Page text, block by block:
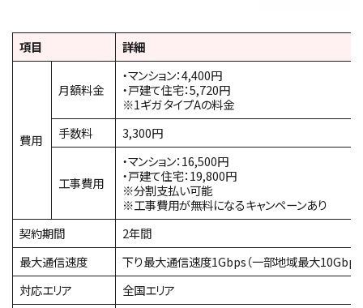
項目 詳細
費用
月額料金
・マンション：4,400円
・戸建て住宅：5,720円
※1ギガ タイプAの料金
手数料
3,300円
工事費用
・マンション：16,500円
・戸建て住宅：19,800円
※分割支払い可能
※工事費用が無料になるキャンペーンあり
契約期間
2年間
最大通信速度
下り最大通信速度1Gbps（一部地域最大10Gbps
対応エリア
全国エリア